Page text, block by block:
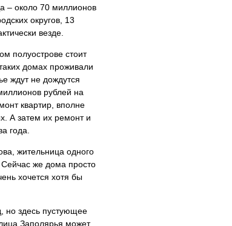
– около 70 миллионов
округов, 13
везде.
полуострове стоит
домах проживали
ждут не дождутся
рублей на
квартир, вполне
А затем их ремонт и
года.
жительница одного
Сейчас же дома просто
хочется хотя бы
но здесь пустующее
Заполярья может